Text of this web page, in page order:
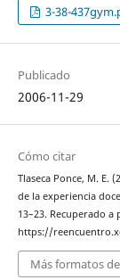
3-38-
Publicado
2006-11-29
Cómo citar
Tlaseca Ponce, M. E.
de la experiencia
13–23. Recuperado a
https://
Más formatos